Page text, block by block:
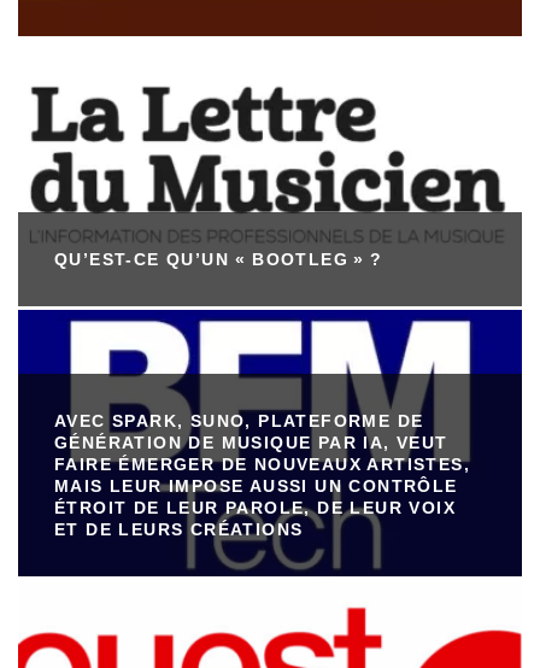
QU’EST-CE QU’UN « BOOTLEG » ?
AVEC SPARK, SUNO, PLATEFORME DE
GÉNÉRATION DE MUSIQUE PAR IA, VEUT
FAIRE ÉMERGER DE NOUVEAUX ARTISTES,
MAIS LEUR IMPOSE AUSSI UN CONTRÔLE
ÉTROIT DE LEUR PAROLE, DE LEUR VOIX
ET DE LEURS CRÉATIONS